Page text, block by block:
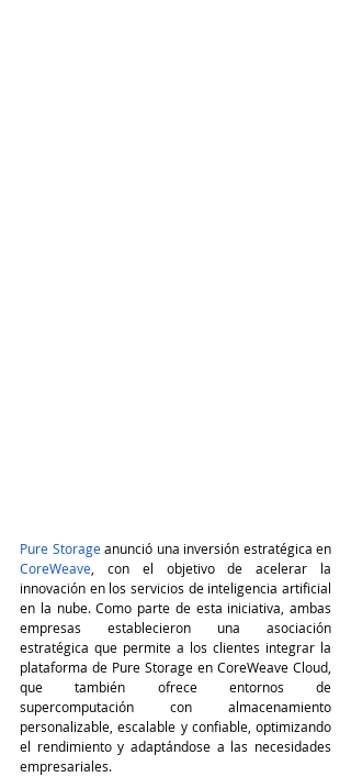
Pure Storage
CoreWeave, con el objetivo de acelerar la
innovación en los servicios de inteligencia artificial
en la nube. Como parte de esta iniciativa, ambas
empresas establecieron una asociación
estratégica que permite a los clientes integrar la
plataforma de Pure Storage en CoreWeave Cloud,
que también ofrece entornos de
supercomputación con almacenamiento
personalizable, escalable y confiable, optimizando
el rendimiento y adaptándose a las necesidades
empresariales.